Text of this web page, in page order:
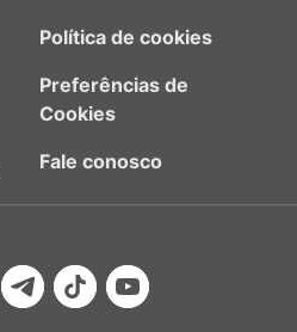
Política de cookies
Preferências de
Cookies
Fale conosco